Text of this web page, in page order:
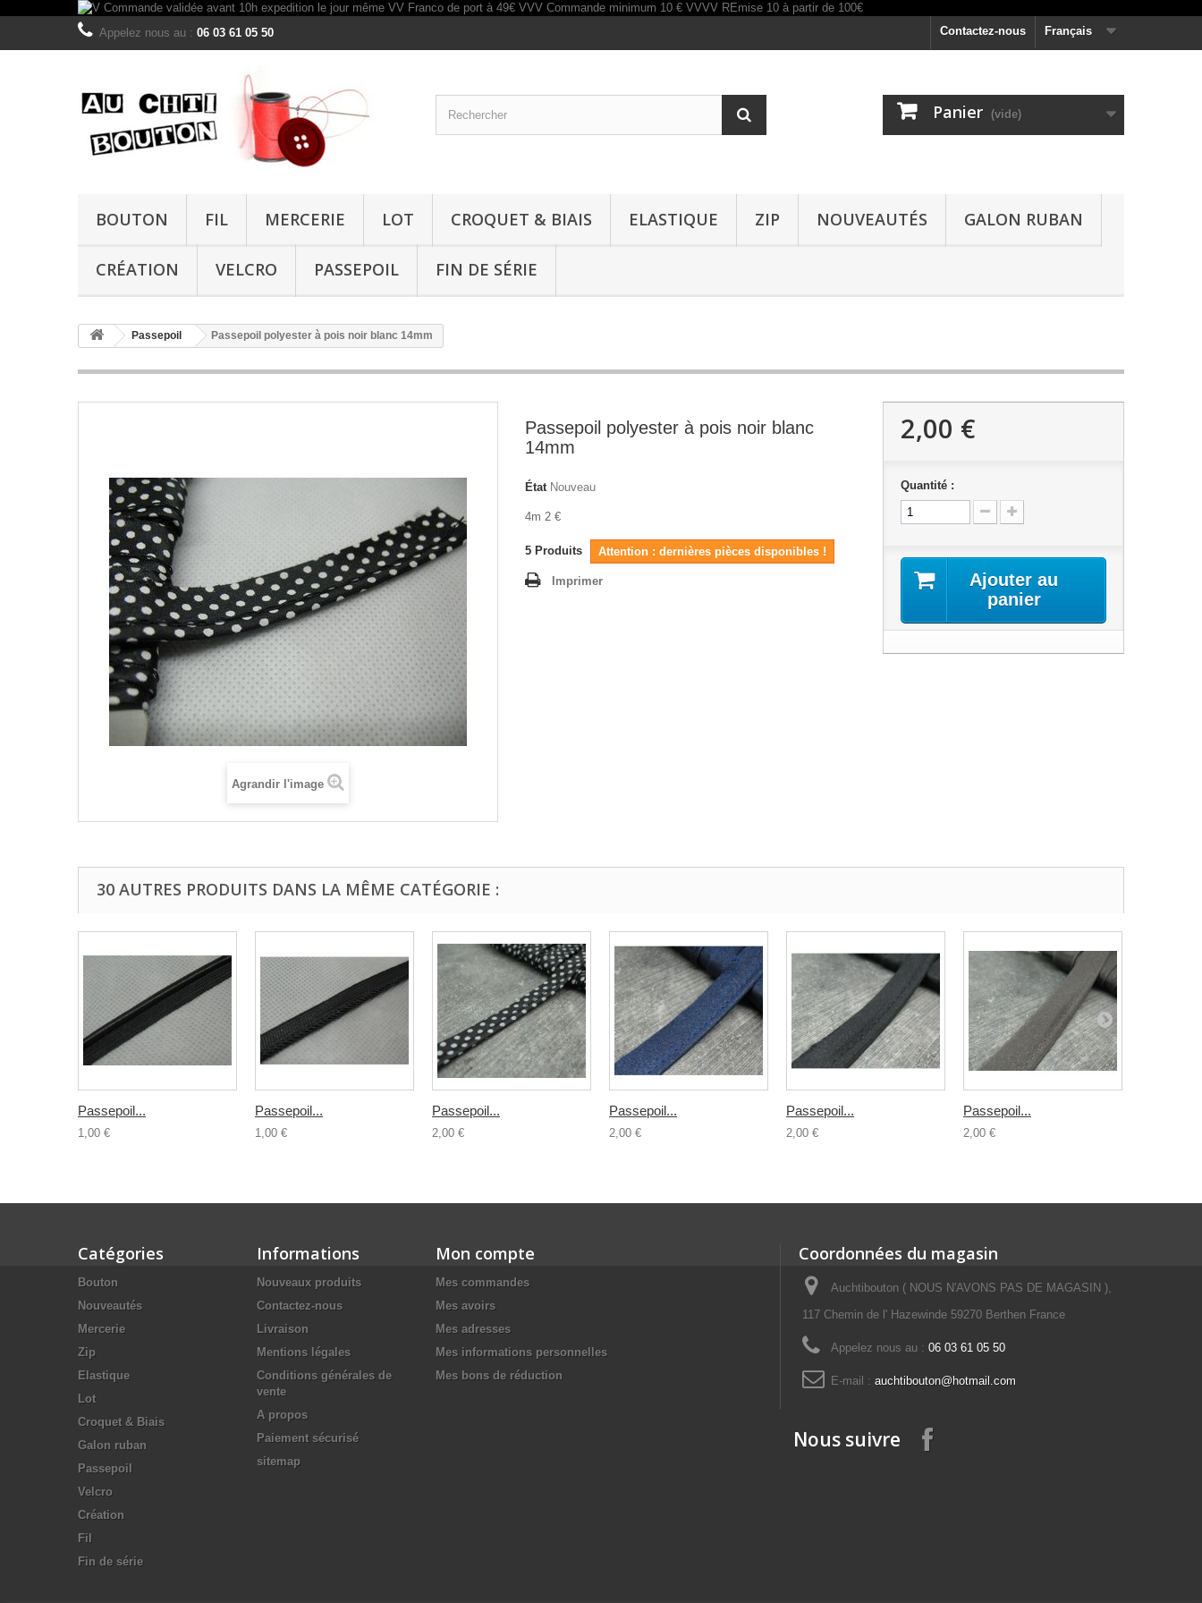
Français
Contactez-nous
Appelez nous au : 06 03 61 05 50
Panier (vide)
BOUTON FIL MERCERIE LOT CROQUET & BIAIS ELASTIQUE ZIP NOUVEAUTÉS GALON RUBAN
CRÉATION VELCRO PASSEPOIL FIN DE SÉRIE
Passepoil Passepoil polyester à pois noir blanc 14mm
Agrandir l'image
Passepoil polyester à pois noir blanc
14mm
État Nouveau
4m 2 €
5 Produits Attention : dernières pièces disponibles !
Imprimer
2,00 €
Quantité :
Ajouter au
panier
30 AUTRES PRODUITS DANS LA MÊME CATÉGORIE :
Passepoil...
1,00 €
Passepoil...
1,00 €
Passepoil...
2,00 €
Passepoil...
2,00 €
Passepoil...
2,00 €
Passepoil...
2,00 €
Catégories
Bouton
Nouveautés
Mercerie
Zip
Elastique
Lot
Croquet & Biais
Galon ruban
Passepoil
Velcro
Création
Fil
Fin de série
Informations
Nouveaux produits
Contactez-nous
Livraison
Mentions légales
Conditions générales de
vente
A propos
Paiement sécurisé
sitemap
Mon compte
Mes commandes
Mes avoirs
Mes adresses
Mes informations personnelles
Mes bons de réduction
Coordonnées du magasin
Auchtibouton ( NOUS N'AVONS PAS DE MAGASIN ),
117 Chemin de l' Hazewinde 59270 Berthen France
Appelez nous au : 06 03 61 05 50
E-mail : auchtibouton@hotmail.com
Nous suivre